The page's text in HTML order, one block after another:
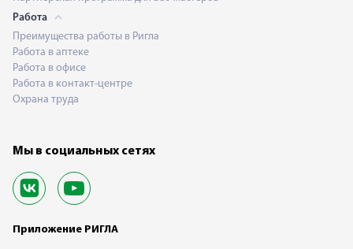
Работа
Преимущества работы в Ригла
Работа в аптеке
Работа в офисе
Работа в контакт-центре
Охрана труда
Мы в социальных сетях
Приложение РИГЛА